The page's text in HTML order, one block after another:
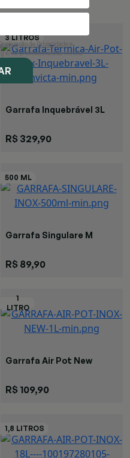
Garrafa Inquebrável 3L
R$ 329,90
Garrafa Singulare M
R$ 89,90
Garrafa Air Pot New
R$ 109,90
de Privacidade e
e/ou promocionais da Invicta